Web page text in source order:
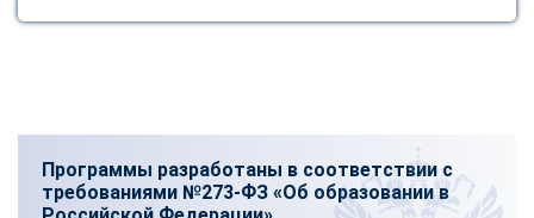
Программы разработаны в соответствии с
требованиями №273-ФЗ «Об образовании в